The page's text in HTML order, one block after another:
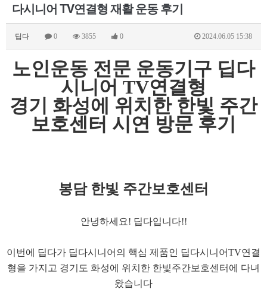
다시니어 TV연결형 재활 운동 후기
딥다 0 3855 0 2024.06.05 15:38
노인운동 전문 운동기구 딥다
시니어 TV연결형
경기 화성에 위치한​ 한빛 주간
보호센터 시연 방문 후기
봉담 한빛 주간보호센터
​안녕하세요! 딥다입니다!!
​이번에 딥다가 딥다시니어의 핵심 제품인 딥다시니어TV연결
형을 가지고 경기도 화성에 위치한 한빛주간보호센터에 다녀
왔습니다